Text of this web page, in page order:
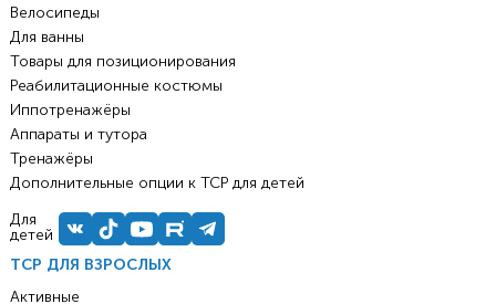
ТСР ДЛЯ ВЗРОСЛЫХ
Активные
Велосипеды
Для ванны
Товары для позиционирования
Реабилитационные костюмы
Иппотренажёры
Аппараты и тутора
Тренажёры
Дополнительные опции к ТСР для детей
Для
детей